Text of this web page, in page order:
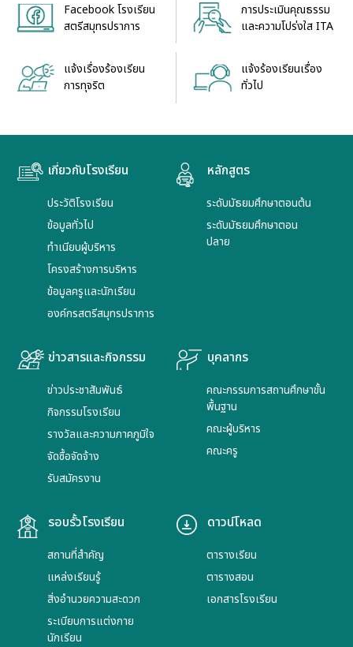
Facebook โรงเรียน
สตรีสมุทรปราการ
การประเมินคุณธรรม
และความโปร่งใส ITA
แจ้งเรื่องร้องเรียน
การทุจริต
แจ้งร้องเรียนเรื่อง
ทั่วไป
เกี่ยวกับโรงเรียน
ประวัติโรงเรียน
ข้อมูลทั่วไป
ทำเนียบผู้บริหาร
โครงสร้างการบริหาร
ข้อมูลครูและนักเรียน
องค์กรสตรีสมุทรปราการ
หลักสูตร
ระดับมัธยมศึกษาตอนต้น
ระดับมัธยมศึกษาตอน
ปลาย
ข่าวสารและกิจกรรม
ข่าวประชาสัมพันธ์
กิจกรรมโรงเรียน
รางวัลและความภาคภูมิใจ
จัดซื้อจัดจ้าง
รับสมัครงาน
บุคลากร
คณะกรรมการสถานศึกษาขั้น
พื้นฐาน
คณะผู้บริหาร
คณะครู
รอบรั้วโรงเรียน
สถานที่สำคัญ
แหล่งเรียนรู้
สิ่งอำนวยความสะดวก
ระเบียบการแต่งกาย
นักเรียน
ดาวน์โหลด
ตารางเรียน
ตารางสอน
เอกสารโรงเรียน